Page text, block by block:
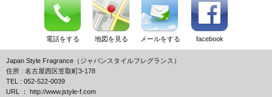
電話をする 地図を見る メールをする facebook
Japan Style Fragrance（ジャパンスタイルフレグランス）
住所 : 名古屋西区笠取町3-178
TEL : 052-522-0039
URL ： http://www.jstyle-f.com